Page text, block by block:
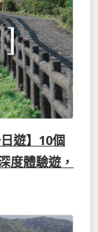
遊】10個
度體驗遊，